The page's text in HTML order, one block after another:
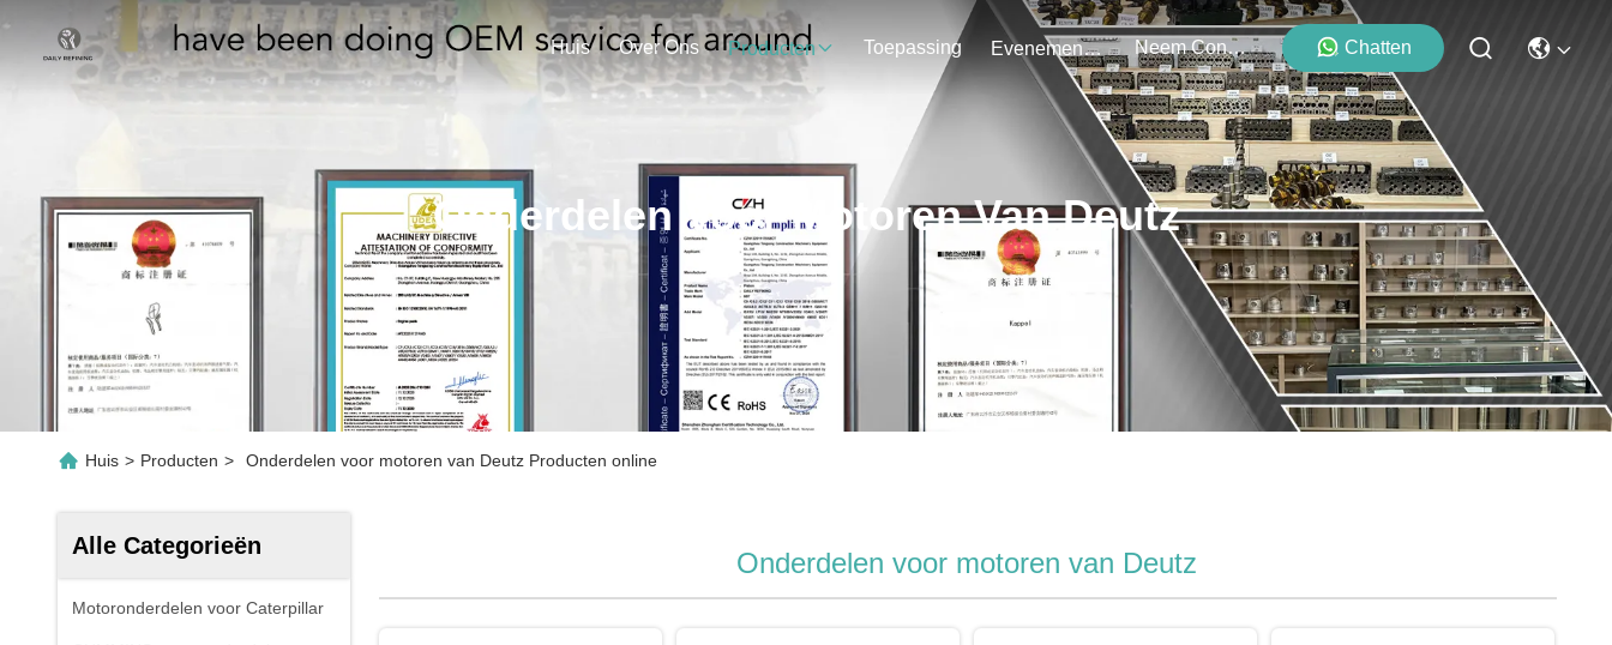
Huis Over Ons Producten Toepassing Evenementen Neem Contact Met Ons Op Chatten
Onderdelen Voor Motoren Van Deutz
Huis > Producten > Onderdelen voor motoren van Deutz Producten online
Alle Categorieën
Motoronderdelen voor Caterpillar
Onderdelen voor motoren van Deutz